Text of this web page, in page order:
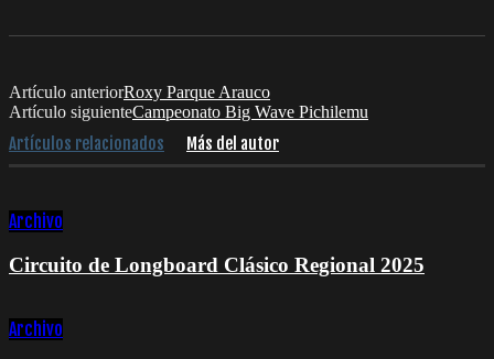
Artículo anteriorRoxy Parque Arauco
Artículo siguienteCampeonato Big Wave Pichilemu
Artículos relacionados Más del autor
Archivo
Circuito de Longboard Clásico Regional 2025
Archivo